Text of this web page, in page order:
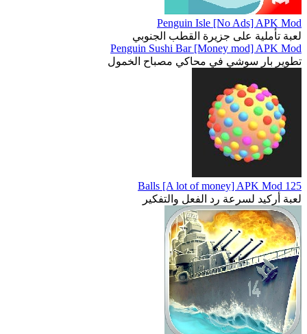
Penguin Isle [No Ads] APK Mod
لعبة تأملية على جزيرة القطب الجنوبي
Penguin Sushi Bar [Money mod] APK Mod
تطوير بار سوشي في محاكي مصباح الخمول
125 Balls [A lot of money] APK Mod
لعبة أركيد لسرعة رد الفعل والتفكير